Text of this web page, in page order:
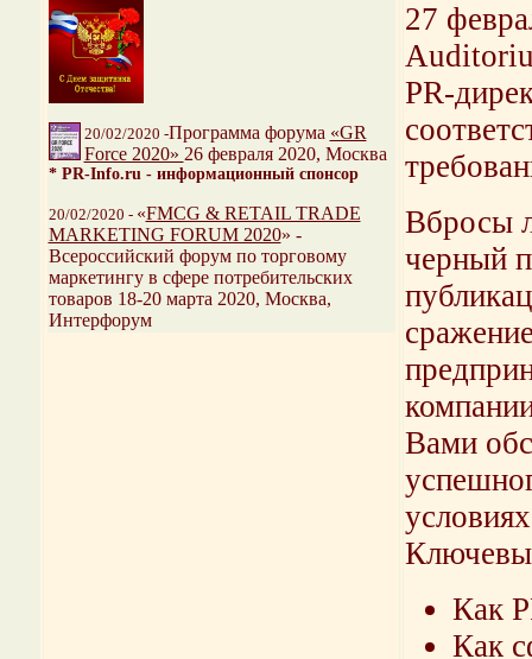
20/02/2020 -Программа форума «GR
Force 2020» 26 февраля 2020, Москва
* PR-Info.ru - информационный спонсор
20/02/2020 - «FMCG & RETAIL TRADE
MARKETING FORUM 2020» -
Всероссийский форум по торговому
маркетингу в сфере потребительских
товаров 18-20 марта 2020, Москва,
Интерфорум
27
PR-
Вбросы
черный
Вами
Как
Как